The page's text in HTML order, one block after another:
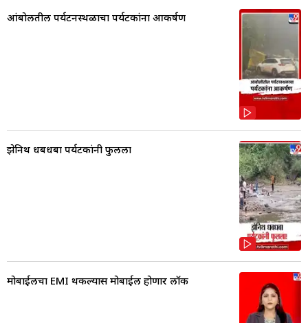
आंबोलीतील पर्यटनस्थळाचा पर्यटकांना आकर्षण
झेनिथ धबधबा पर्यटकांनी फुलला
मोबाईलचा EMI थकल्यास मोबाईल होणार लॉक